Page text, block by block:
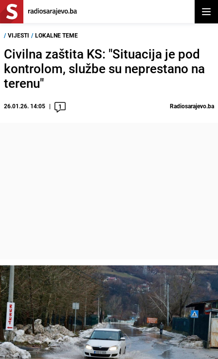
/ VIJESTI / LOKALNE TEME
Civilna zaštita KS: "Situacija je pod
kontrolom, službe su neprestano na
terenu"
26.01.26. 14:05 1 Radiosarajevo.ba